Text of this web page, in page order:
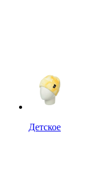
Детское